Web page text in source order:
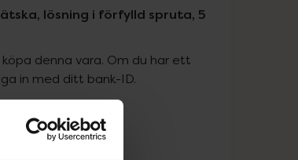
lösning i förfylld spruta, 5
denna vara. Om du har ett
in med ditt bank-ID.